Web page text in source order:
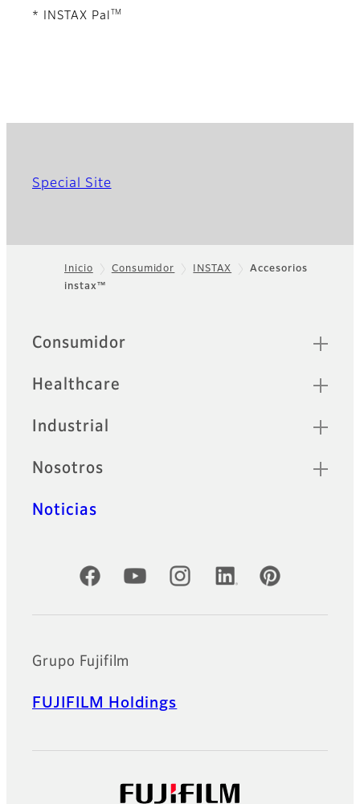
* INSTAX Pal TM
Special Site
Footer
Inicio Consumidor INSTAX
Accesorios
instax™
Sitemap
Consumidor
Healthcare
Industrial
Nosotros
Noticias
Cuentas oficiales de redes sociales
Grupo Fujifilm
FUJIFILM Holdings